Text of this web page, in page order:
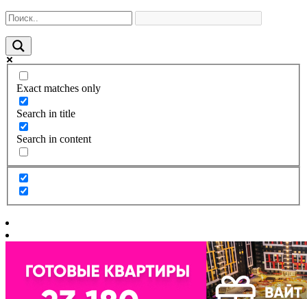
Exact matches only
Search in title
Search in content